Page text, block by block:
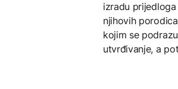
izradu
njihovih
kojim se
utvrđivanje, a